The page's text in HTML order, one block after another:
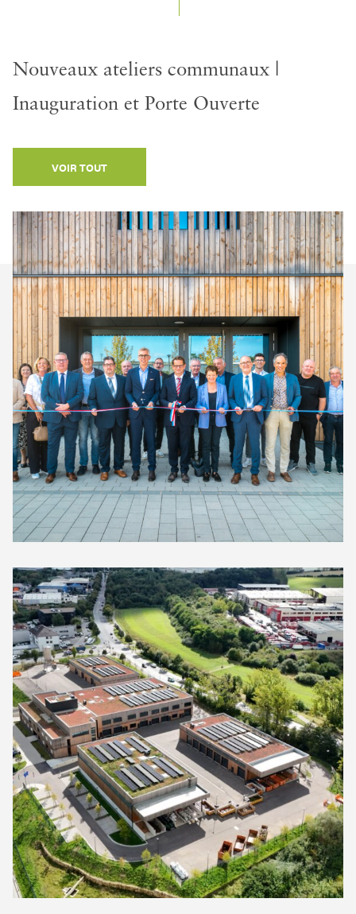
Nouveaux ateliers communaux |
Inauguration et Porte Ouverte
VOIR TOUT